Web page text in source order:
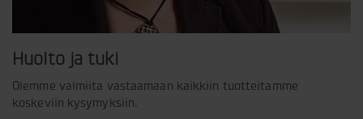
Huolto ja tuki
Olemme valmiita vastaamaan kaikkiin tuotteitamme
koskeviin kysymyksiin.